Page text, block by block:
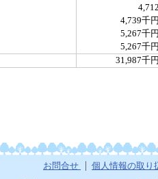
4,739千
5,267千
5,267千
31,987千
お問合せ 個人情報の取り